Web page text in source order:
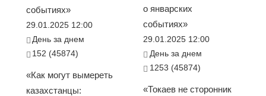
событиях»
29.01.2025 12:00
День за днем
152 (45874)
«Как могут вымереть
казахстанцы:
о январских
событиях»
29.01.2025 12:00
День за днем
1253 (45874)
«Токаев не сторонник